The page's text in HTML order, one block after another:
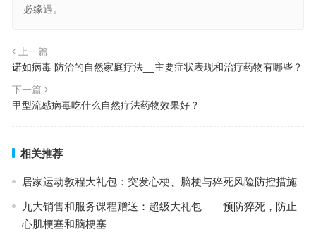
必缘遇。
上一篇
诺如病毒 防治的自然家庭疗法__主要症状表现和治疗药物有哪些？
下一篇
甲型流感病毒吃什么自然疗法药物效果好？
相关推荐
居家运动教程大礼包：突发心梗、脑梗与猝死风险防控措施
九大销售和服务课程赠送：超级大礼包——预防猝死，防止
心肌梗塞和脑梗塞